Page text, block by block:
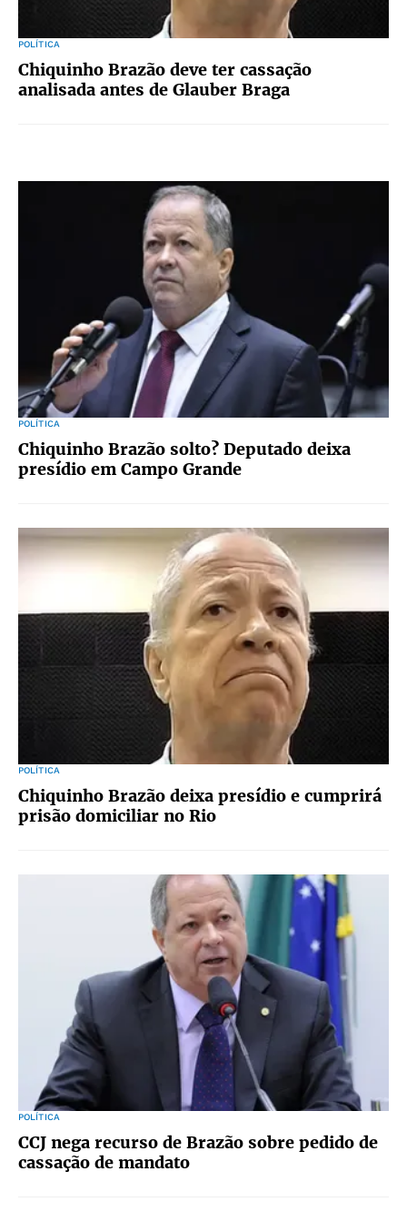
POLÍTICA
Chiquinho Brazão deve ter cassação
analisada antes de Glauber Braga
POLÍTICA
Chiquinho Brazão solto? Deputado deixa
presídio em Campo Grande
POLÍTICA
Chiquinho Brazão deixa presídio e cumprirá
prisão domiciliar no Rio
POLÍTICA
CCJ nega recurso de Brazão sobre pedido de
cassação de mandato